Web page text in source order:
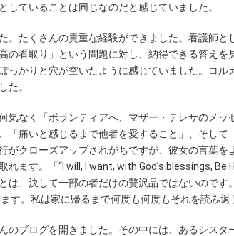
ていることは同じなのだと感じていました。
たくさんの貴重な経験ができました。看護師と
看取り」という問題に対し、納得できる答えを
かりと穴が空いたように感じていました。コル
した。
なく「ボランティアへ、マザー・テレサのメッ
痛いと感じるまで他者を愛すること」、そして
クローズアップされがちですが、彼女の言葉を
ます。「“I will, I want, with God’s blessings, Be
、決して一部の者だけの贅沢品ではないのです
。私は家に帰るまで何度も何度もそれを読み返
ブログを開きました。その中には、あるシスタ